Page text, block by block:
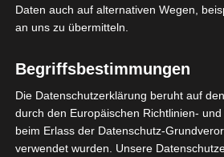
Club Africain
Tunis (CA)
ENDERGEBNIS
Daten auch auf alternativen Wegen,
an uns zu übermitteln.
Begriffsbestimmungen
Die Datenschutzerklärung beruht auf
durch den Europäischen Richtlinien-
beim Erlass der Datenschutz-
verwendet wurden. Unsere